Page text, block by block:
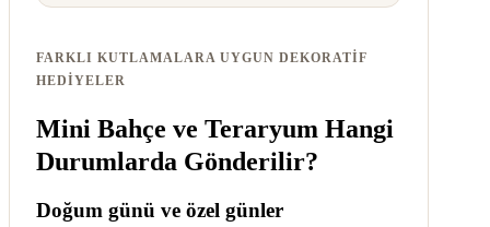
FARKLI KUTLAMALARA UYGUN DEKORATIF
HEDIYELER
Mini Bahçe ve Teraryum Hangi
Durumlarda Gönderilir?
Doğum günü ve özel günler